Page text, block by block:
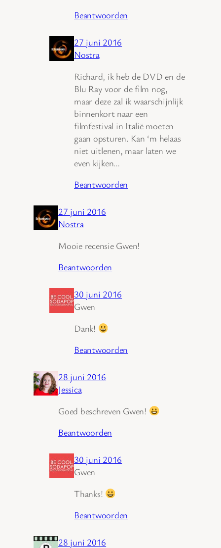
Beantwoorden
27 juni 2016
Nostra
Richard, ik heb de DVD en de
Blu Ray voor de film nog,
maar deze zal ik waarschijnlijk
binnenkort naar een
filmfestival in Italië moeten
gaan opsturen. Kan ‘m helaas
niet uitlenen, maar laten we
even kijken…
Beantwoorden
27 juni 2016
Nostra
Mooie recensie Gwen!
Beantwoorden
30 juni 2016
Gwen
Dank!
Beantwoorden
28 juni 2016
Jessica
Goed beschreven Gwen!
Beantwoorden
30 juni 2016
Gwen
Thanks!
Beantwoorden
28 juni 2016